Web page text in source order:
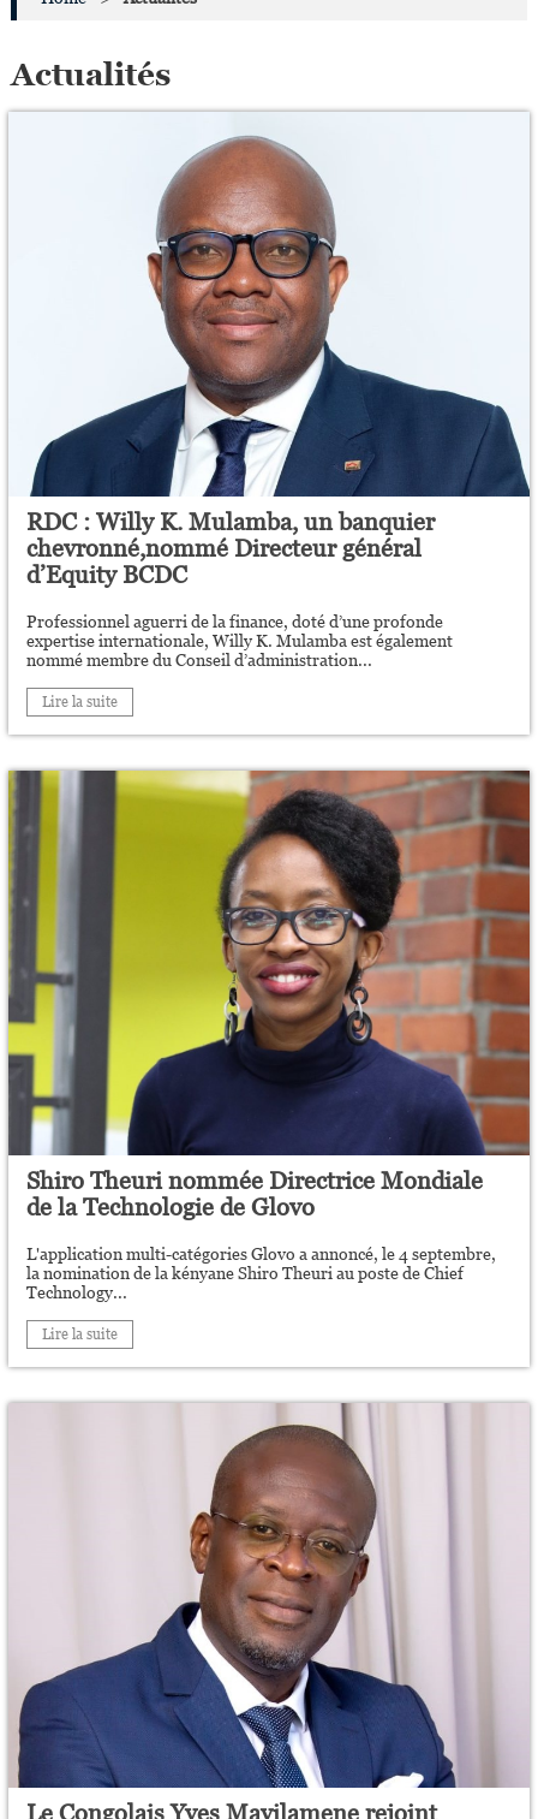
Actualités
RDC : Willy K. Mulamba, un banquier
chevronné,nommé Directeur général
d’Equity BCDC
Professionnel aguerri de la finance, doté d’une profonde
expertise internationale, Willy K. Mulamba est également
nommé membre du Conseil d’administration...
Lire la suite
Shiro Theuri nommée Directrice Mondiale
de la Technologie de Glovo
L'application multi-catégories Glovo a annoncé, le 4 septembre,
la nomination de la kényane Shiro Theuri au poste de Chief
Technology...
Lire la suite
Le Congolais Yves Mayilamene rejoint